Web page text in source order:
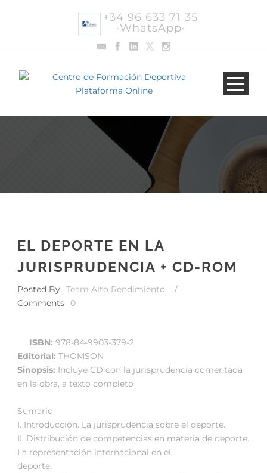
+34 96 633 71 35
·WhatsApp·
EL DEPORTE EN LA
JURISPRUDENCIA + CD-ROM
Posted By Team Alto Rendimiento
/
Comments
0
ISBN: 978-84-9903-379-2
Editorial: THOMSON
Sinopsis: Incluye CD con la jurisprudencia comentada
en la obra, a texto completo
Sumario
I. Introducción. La jurisprudencia sobre el deporte.
II. Distribución de competencias en materia de deporte.
La representación internacional en el
deporte.